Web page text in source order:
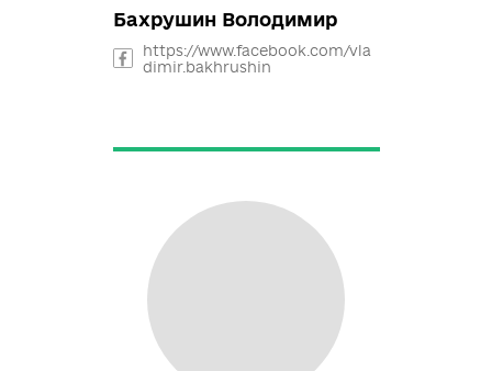
Амстіславський
Олександр